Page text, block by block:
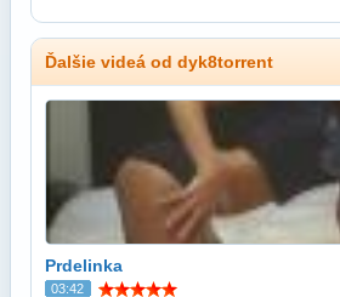
Ďalšie videá od dyk8torrent
Prdelinka
03:42